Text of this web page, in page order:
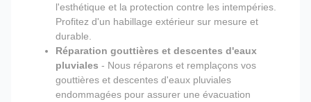
l'esthétique et la protection contre les intempéries.
Profitez d'un habillage extérieur sur mesure et
durable.
Réparation gouttières et descentes d'eaux
pluviales - Nous réparons et remplaçons vos
gouttières et descentes d'eaux pluviales
endommagées pour assurer une évacuation